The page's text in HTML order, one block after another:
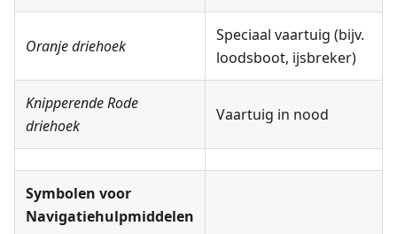
Oranje driehoek
Speciaal vaartuig (bijv.
loodsboot, ijsbreker)
Knipperende Rode
driehoek
Vaartuig in nood
Symbolen voor
Navigatiehulpmiddelen